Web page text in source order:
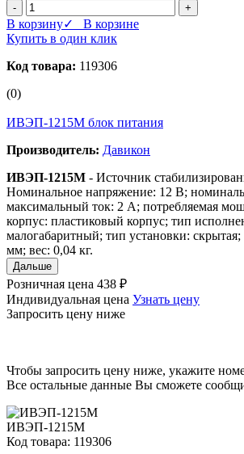
- +
В корзину✓ В корзине
Купить в один клик
Код товара: 119306
(0)
ИВЭП-1215M блок питания
Производитель: Давикон
ИВЭП-1215M - Источник
Номинальное напряжение: 12 В;
максимальный ток: 2 А; потребляемая
корпус: пластиковый корпус; тип
малогабаритный; тип установки:
мм; вес: 0,04 кг.
Дальше
Розничная цена 438 ₽
Индивидуальная цена Узнать цену
Запросить цену ниже
Чтобы запросить цену ниже, укажите
Все остальные данные Вы сможете
ИВЭП-1215M
Код товара: 119306